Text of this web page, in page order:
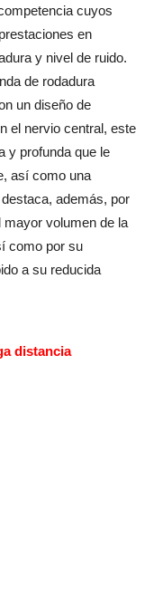
cuyos
en
y nivel de ruido.
de rodadura
un diseño de
el nervio central, este
y profunda que le
así como una
además, por
volumen de la
como por su
a su reducida
distancia